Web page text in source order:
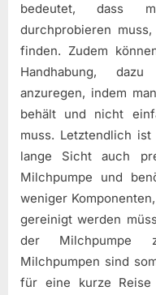
bedeutet, dass
durchprobieren
finden. Zudem
Handhabung,
anzuregen, indem
behält und nicht
muss. Letztendlich
lange Sicht auch
Milchpumpe und
weniger
gereinigt werden
der Milchpumpe
Milchpumpen sind
für eine kurze